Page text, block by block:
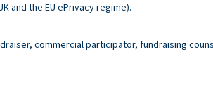
and the EU ePrivacy regime).
commercial participator, fundraising